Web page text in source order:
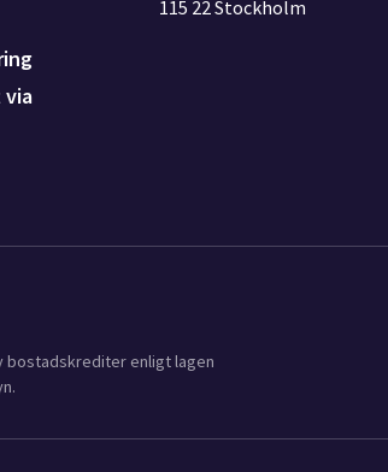
115 22 Stockholm
bostadskrediter enligt lagen